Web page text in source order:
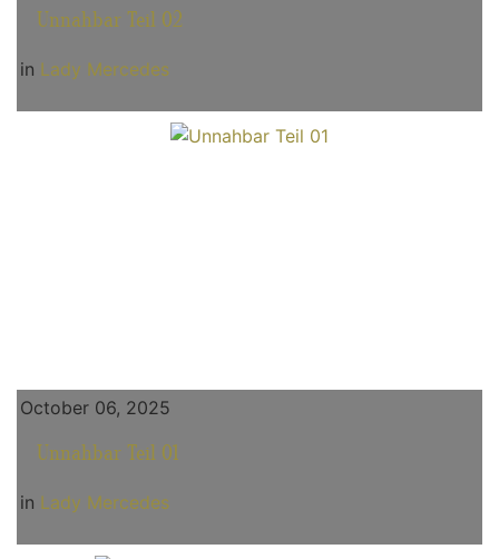
Unnahbar Teil 02
in Lady Mercedes
October 06, 2025
Unnahbar Teil 01
in Lady Mercedes